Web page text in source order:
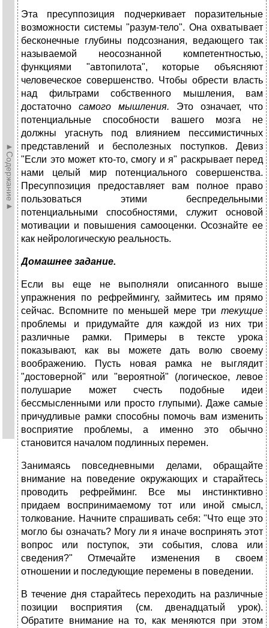
►Содержание►
Эта пресуппозиция подчеркивает поразительные
возможности системы "разум-тело". Она охватывает
бесконечные глубины подсознания, ведающего так
называемой неосознанной компетентностью,
функциями "автопилота", которые объясняют
человеческое совершенство. Чтобы обрести власть
над фильтрами собственного мышления, вам
достаточно самого мышления. Это означает, что
потенциальные способности вашего мозга не
должны угаснуть под влиянием пессимистичных
представлений и бесполезных поступков. Девиз
"Если это может кто-то, смогу и я" раскрывает перед
нами целый мир потенциального совершенства.
Пресуппозиция предоставляет вам полное право
пользоваться этими беспредельными
потенциальными способностями, служит основой
мотивации и повышения самооценки. Осознайте ее
как нейрологическую реальность.
Домашнее задание.
Если вы еще не выполняли описанного выше
упражнения по рефреймингу, займитесь им прямо
сейчас. Вспомните по меньшей мере три текущие
проблемы и придумайте для каждой из них три
различные рамки. Примеры в тексте урока
показывают, как вы можете дать волю своему
воображению. Пусть новая рамка не выглядит
"достоверной" или "вероятной" (логическое, левое
полушарие может счесть подобные идеи
бессмысленными или просто глупыми). Даже самые
причудливые рамки способны помочь вам изменить
восприятие проблемы, а именно это обычно
становится началом подлинных перемен.
Занимаясь повседневными делами, обращайте
внимание на поведение окружающих и старайтесь
проводить рефрейминг. Все мы инстинктивно
придаем воспринимаемому тот или иной смысл,
толкование. Начните спрашивать себя: "Что еще это
могло бы означать? Могу ли я иначе воспринять этот
вопрос или поступок, эти события, слова или
сведения?" Отмечайте изменения в своем
отношении и последующие перемены в поведении.
В течение дня старайтесь переходить на различные
позиции восприятия (см. двенадцатый урок).
Обратите внимание на то, как меняются при этом